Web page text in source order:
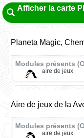
Afficher la carte
Planeta Magic,
Modules présents
aire de jeux
Aire de jeux de la
Modules présents
aire de jeux